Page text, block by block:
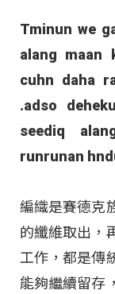
Tminun we
alang maan
cuhn daha
.adso
seediq
runrunan
編織是賽德克
的纖維取出，
工作，都是傳
能夠繼續留存